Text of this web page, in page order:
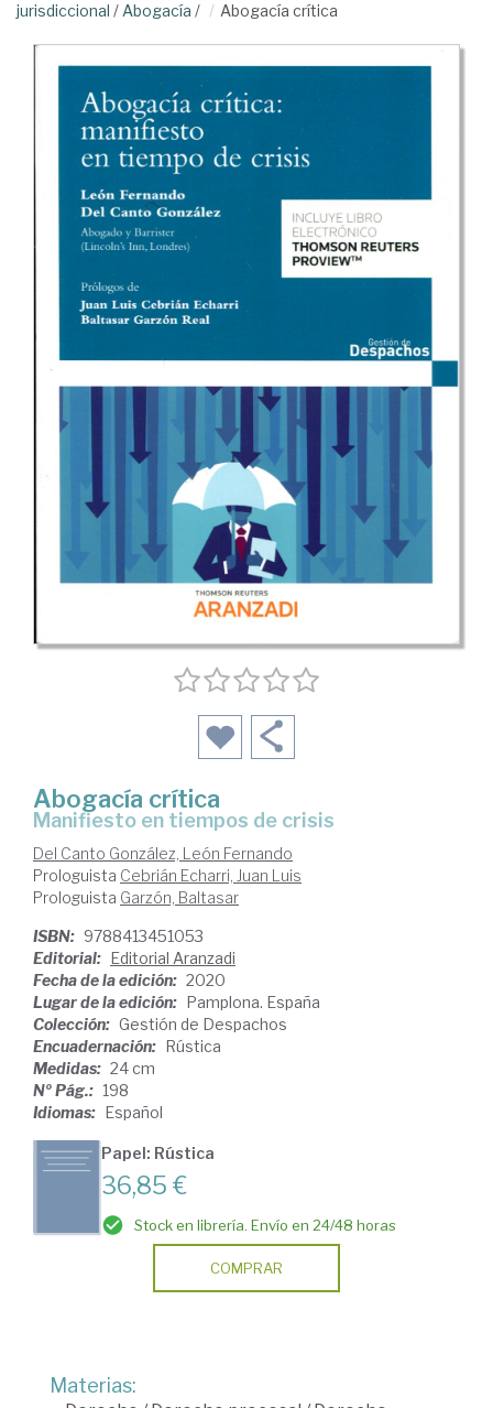
jurisdiccional / Abogacía / Abogacía crítica
Abogacía crítica
manifiesto en tiempos de crisis
Del Canto González, León Fernando
Prologuista Cebrián Echarri, Juan Luis
Prologuista Garzón, Baltasar
ISBN: 9788413451053
Editorial:
Editorial Aranzadi
Fecha de la edición: 2020
Lugar de la edición:
Pamplona. España
Colección: Gestión de Despachos
Encuadernación:
Rústica
Medidas: 24 cm
Nº Pág.: 198
Idiomas:
Español
Papel: Rústica
36,85 €
Stock en librería. Envío en 24/48 horas
COMPRAR
Materias: